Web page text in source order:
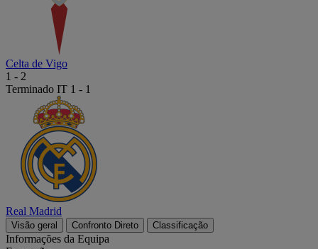
Celta de Vigo
1 - 2
Terminado IT 1 - 1
Real Madrid
Visão geral Confronto Direto Classificação
Informações da Equipa